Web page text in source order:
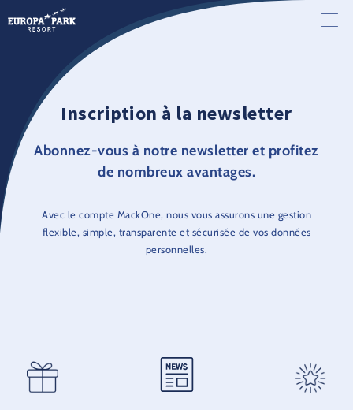
Inscription à la newsletter
Abonnez-vous à notre newsletter et profitez
de nombreux avantages.
Avec le compte MackOne, nous vous assurons une gestion
flexible, simple, transparente et sécurisée de vos données
personnelles.